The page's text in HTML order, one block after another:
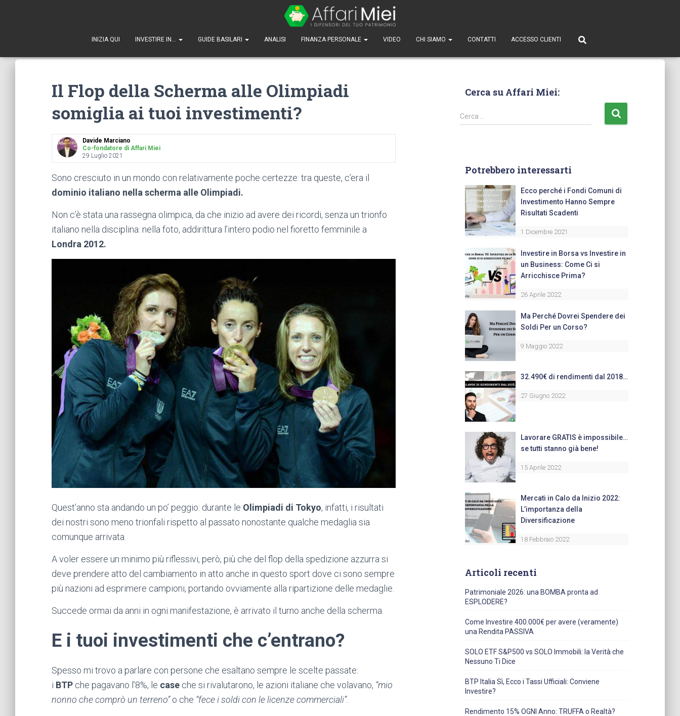
INIZIA QUI INVESTIRE IN… GUIDE BASILARI ANALISI FINANZA PERSONALE VIDEO CHI SIAMO CONTATTI ACCESSO CLIENTI
Il Flop della Scherma alle Olimpiadi
somiglia ai tuoi investimenti?
Davide Marciano
Co-fondatore di Affari Miei
29 Luglio 2021
Sono cresciuto in un mondo con relativamente poche certezze: tra queste, c’era il
dominio italiano nella scherma alle Olimpiadi.
Non c’è stata una rassegna olimpica, da che inizio ad avere dei ricordi, senza un trionfo
italiano nella disciplina: nella foto, addirittura l’intero podio nel fioretto femminile a
Londra 2012.
Quest’anno sta andando un po’ peggio: durante le Olimpiadi di Tokyo, infatti, i risultati
dei nostri sono meno trionfali rispetto al passato nonostante qualche medaglia sia
comunque arrivata.
A voler essere un minimo più riflessivi, però, più che del flop della spedizione azzurra si
deve prendere atto del cambiamento in atto anche in questo sport dove ci sono sempre
più nazioni ad esprimere campioni, portando ovviamente alla ripartizione delle medaglie.
Succede ormai da anni in ogni manifestazione, è arrivato il turno anche della scherma.
E i tuoi investimenti che c’entrano?
Spesso mi trovo a parlare con persone che esaltano sempre le scelte passate:
i BTP che pagavano l’8%, le case che si rivalutarono, le azioni italiane che volavano, “mio
nonno che comprò un terreno”o che “fece i soldi con le licenze commerciali”.
Cerca su Affari Miei:
Cerca …
Potrebbero interessarti
Ecco perché i Fondi Comuni di
Investimento Hanno Sempre
Risultati Scadenti
1 Dicembre 2021
Investire in Borsa vs Investire in
un Business: Come Ci si
Arricchisce Prima?
26 Aprile 2022
Ma Perché Dovrei Spendere dei
Soldi Per un Corso?
9 Maggio 2022
32.490€ di rendimenti dal 2018…
27 Giugno 2022
Lavorare GRATIS è impossibile…
se tutti stanno già bene!
15 Aprile 2022
Mercati in Calo da Inizio 2022:
L’importanza della
Diversificazione
18 Febbraio 2022
Articoli recenti
Patrimoniale 2026: una BOMBA pronta ad
ESPLODERE?
Come Investire 400.000€ per avere (veramente)
una Rendita PASSIVA
SOLO ETF S&P500 vs SOLO Immobili: la Verità che
Nessuno Ti Dice
BTP Italia Sì, Ecco i Tassi Ufficiali: Conviene
Investire?
Rendimento 15% OGNI Anno: TRUFFA o Realtà?